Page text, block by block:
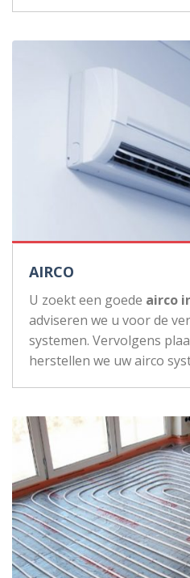
AIRCO
U zoekt een goede airco
adviseren we u voor de
systemen. Vervolgens
herstellen we uw airco